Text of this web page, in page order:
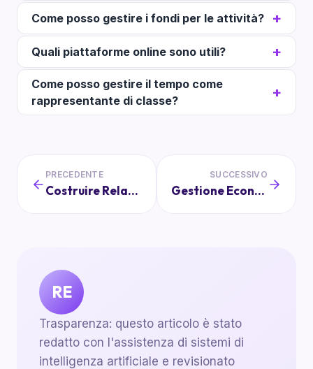
Come posso gestire i fondi per le attività?
Quali piattaforme online sono utili?
Come posso gestire il tempo come
rappresentante di classe?
PRECEDENTE
Costruire Relazioni di Fiducia: Genitori e Insegnanti Uniti per il Benessere degli Studenti
SUCCESSIVO
Gestione Economica per Eventi Scolastici: Dal Piano al Bilancio Finale
RE
Trasparenza: questo articolo è stato
redatto con l'assistenza di sistemi di
intelligenza artificiale e revisionato